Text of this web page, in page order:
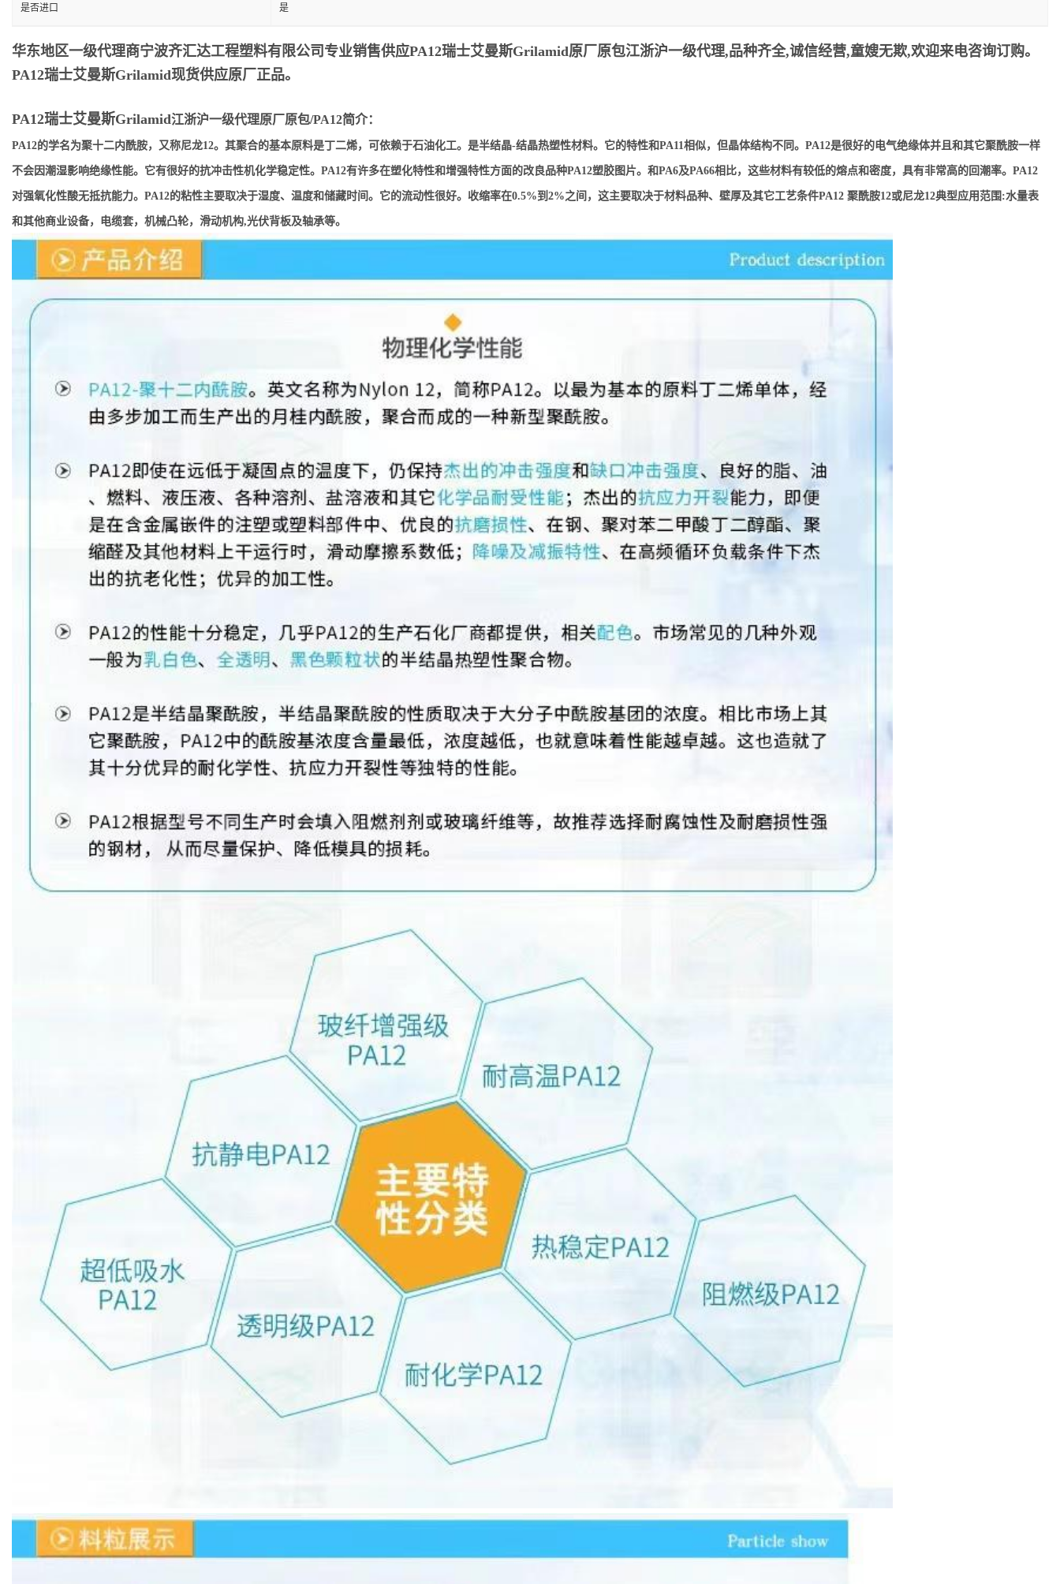
是否进口 是
华东地区一级代理商宁波齐汇达工程塑料有限公司专业销售供应PA12瑞士艾曼斯Grilamid原厂原包江浙沪一级代理,品种齐全,诚信经营,童嫂无欺,欢迎来电咨询订购。
PA12瑞士艾曼斯Grilamid现货供应原厂正品。
PA12瑞士艾曼斯Grilamid江浙沪一级代理原厂原包/PA12简介：
PA12的学名为聚十二内酰胺，又称尼龙12。其聚合的基本原料是丁二烯，可依赖于石油化工。是半结晶-结晶热塑性材料。它的特性和PA11相似，但晶体结构不同。PA12是很好的电气绝缘体并且和其它聚酰胺一样
不会因潮湿影响绝缘性能。它有很好的抗冲击性机化学稳定性。PA12有许多在塑化特性和增强特性方面的改良品种PA12塑胶图片。和PA6及PA66相比，这些材料有较低的熔点和密度，具有非常高的回潮率。PA12
对强氧化性酸无抵抗能力。PA12的粘性主要取决于湿度、温度和储藏时间。它的流动性很好。收缩率在0.5%到2%之间，这主要取决于材料品种、壁厚及其它工艺条件PA12 聚酰胺12或尼龙12典型应用范围:水量表
和其他商业设备，电缆套，机械凸轮，滑动机构,光伏背板及轴承等。